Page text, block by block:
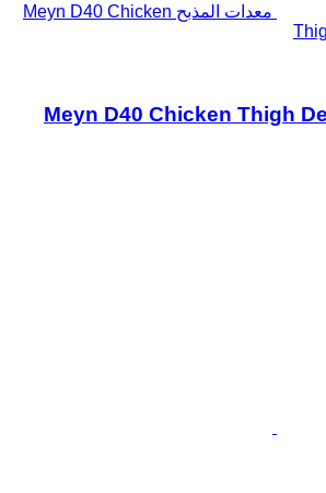
معدات المذبح Meyn D40 Chicken
Meyn D40 Chicken Thigh